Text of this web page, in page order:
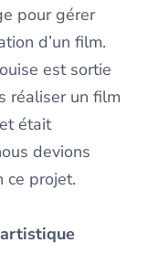
pour gérer
d’un film.
est sortie
réaliser un film
était
devions
ce projet.